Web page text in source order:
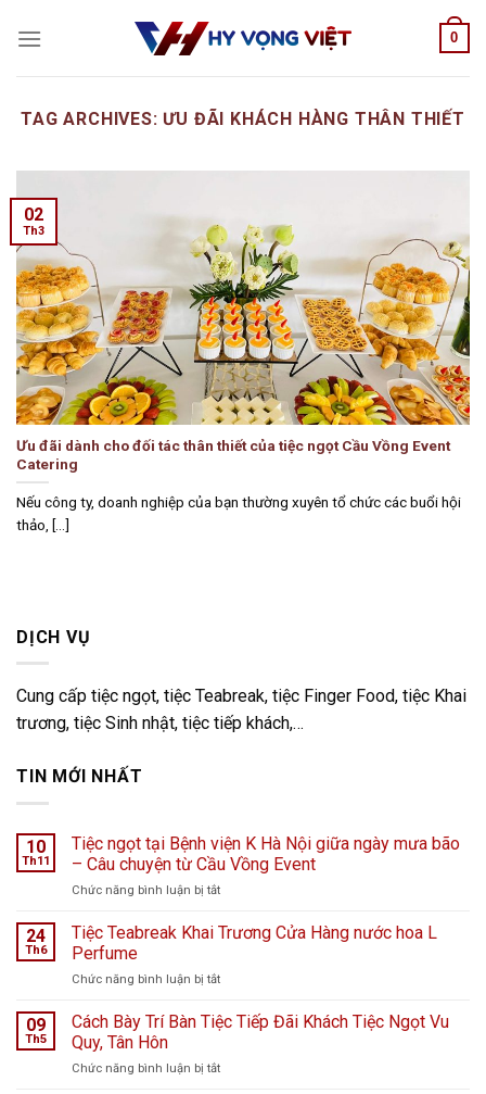
0
TAG ARCHIVES: ƯU ĐÃI KHÁCH HÀNG THÂN THIẾT
Ưu đãi dành cho đối tác thân thiết của tiệc ngọt Cầu Vồng Event
Catering
Nếu công ty, doanh nghiệp của bạn thường xuyên tổ chức các buổi hội
thảo, [...]
02
Th3
DỊCH VỤ
Cung cấp tiệc ngọt, tiệc Teabreak, tiệc Finger Food, tiệc Khai
trương, tiệc Sinh nhật, tiệc tiếp khách,…
TIN MỚI NHẤT
10
Th11
Tiệc ngọt tại Bệnh viện K Hà Nội giữa ngày mưa bão
– Câu chuyện từ Cầu Vồng Event
Chức năng bình luận bị tắtở
ngọt
viện
Hà
ngày
24
Th6
Tiệc Teabreak Khai Trương Cửa Hàng nước hoa L
Perfume
Chức năng bình luận bị tắtở
Teabreak
Khai
Cửa
09
Th5
Cách Bày Trí Bàn Tiệc Tiếp Đãi Khách Tiệc Ngọt Vu
Quy, Tân Hôn
Chức năng bình luận bị tắtở